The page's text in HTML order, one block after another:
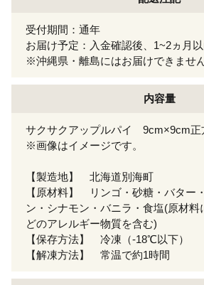
受付期間：通年
お届け予定：入金確認後、1~2ヵ月以
※沖縄県・離島にはお届けできません
内容量
サクサクアップルパイ 9cm×9cm正
※画像はイメージです。
【製造地】 北海道別海町
【原材料】 リンゴ・砂糖・バター
ン・シナモン・バニラ・食塩(原材料
どのアレルギー物質を含む)
【保存方法】 冷凍（-18℃以下）
【解凍方法】 常温で約1時間